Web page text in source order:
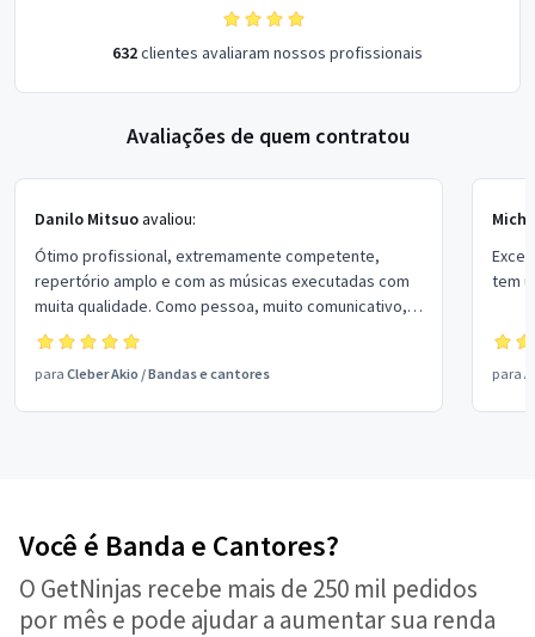
632clientes avaliaram nossos profissionais
Avaliações de quem contratou
Danilo Mitsuoavaliou:
Ótimo profissional, extremamente competente,
repertório amplo e com as músicas executadas com
muita qualidade. Como pessoa, muito comunicativo,
educado dentre outras qualidades! Recomendo!
para Cleber Akio /Bandas e cantores
tem
para
Você é Banda e Cantores?
O GetNinjas recebe mais de 250 mil pedidos
por mês e pode ajudar a aumentar sua renda